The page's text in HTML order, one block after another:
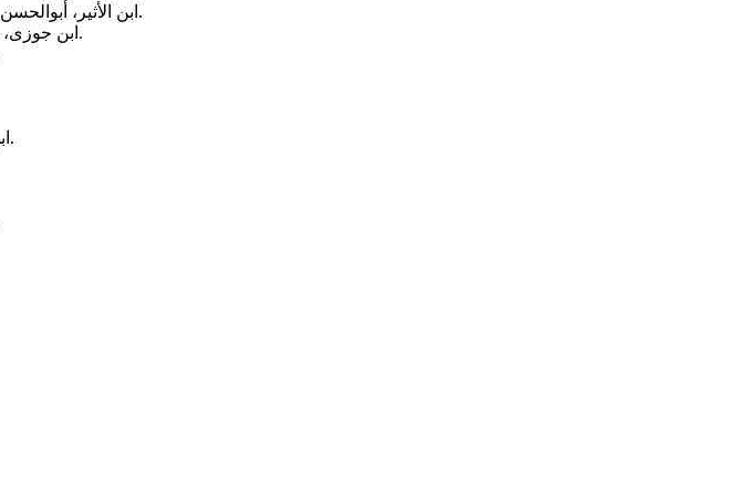
ابن الأثیر، (ج2 و 4). بیروت: دارالکتب العلمیة.
ابن جوزی، (ج2 و 3). بیروت: دارالکتب العلمیة.
(ج7 و 8). بیروت: دارالفکر.